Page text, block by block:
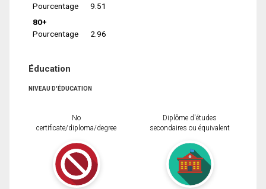
Pourcentage
9.51
80+
Pourcentage
2.96
Éducation
NIVEAU D'ÉDUCATION
No
certificate/diploma/degree
Diplôme d'études
secondaires ou équivalent